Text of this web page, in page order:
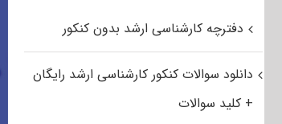
دفترچه کارشناسی ارشد بدون کنکور
دانلود سوالات کنکور کارشناسی ارشد رایگان
+ کلید سوالات